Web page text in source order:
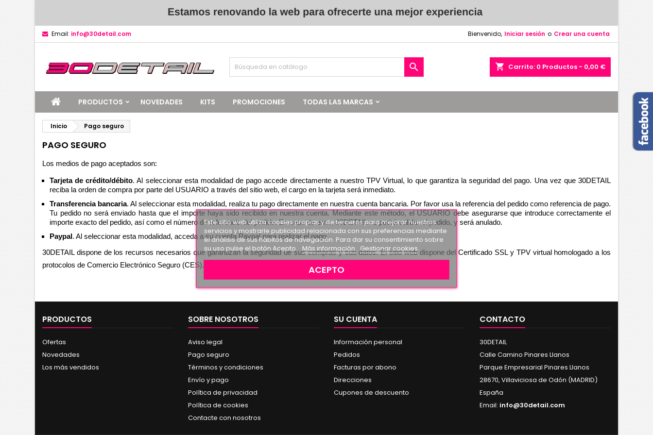
Email: info@30detail.com Bienvenido, Iniciar sesión o Crear una cuenta
shopping_cart Carrito: 0 Productos - 0,00 €

PRODUCTOS NOVEDADES KITS PROMOCIONES TODAS LAS MARCAS
Inicio Pago seguro
PAGO SEGURO
Los medios de pago aceptados son:
Tarjeta de crédito/débito. Al seleccionar esta modalidad de pago accede directamente a nuestro TPV Virtual, lo que garantiza la seguridad del pago. Una vez que 30DETAIL
reciba la orden de compra por parte del USUARIO a través del sitio web, el cargo en la tarjeta será inmediato.
Transferencia bancaria. Al seleccionar esta modalidad, realiza tu pago directamente en nuestra cuenta bancaria. Por favor usa la referencia del pedido como referencia de pago.
Tu pedido no será enviado hasta que el importe haya sido recibido en nuestra cuenta. Mediante este método, el USUARIO debe asegurarse que introduce correctamente el
importe exacto del pedido, así como el número de referencia del pedido. En caso de error, 30DETAIL no podrá validar el pedido, y será anulado.
Paypal . Al seleccionar esta modalidad, acceda a su cuenta Paypal para realizar el pago.
30DETAIL dispone de los recursos necesarios que garantizan la seguridad de sus compras y sus datos. El sitio web dispone del Certificado SSL y TPV virtual homologado a los
protocolos de Comercio Electrónico Seguro (CES).
PRODUCTOS
Ofertas
Novedades
Los más vendidos
SOBRE NOSOTROS
Aviso legal
Pago seguro
Términos y condiciones
Envío y pago
Política de privacidad
Política de cookies
Contacte con nosotros
SU CUENTA
Información personal
Pedidos
Facturas por abono
Direcciones
Cupones de descuento
CONTACTO
30DETAIL
Calle Camino Pinares Llanos
Parque Empresarial Pinares Llanos
28670, Villaviciosa de Odón (MADRID)
España
Email: info@30detail.com
Este sitio web utiliza cookies propias y de terceros para mejorar nuestros
servicios y mostrarle publicidad relacionada con sus preferencias mediante
el análisis de sus hábitos de navegación. Para dar su consentimiento sobre
su uso pulse el botón Acepto.
Más información Gestionar cookies
ACEPTO